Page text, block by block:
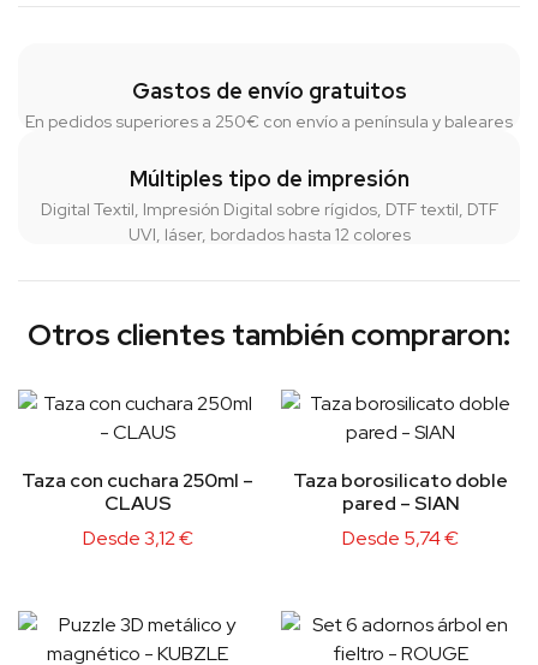
Gastos de envío gratuitos
En pedidos superiores a 250€ con envío a península y baleares
Múltiples tipo de impresión
Digital Textil, Impresión Digital sobre rígidos, DTF textil, DTF
UVI, láser, bordados hasta 12 colores
Otros clientes también compraron:
Taza con cuchara 250ml –
CLAUS
Desde3,12€
Taza borosilicato doble
pared – SIAN
Desde 5,74€